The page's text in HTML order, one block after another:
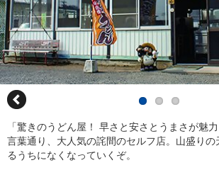
「驚きのうどん屋！ 早さと安さとうまさが魅
言葉通り、大人気の詫間のセルフ店。山盛りの
るうちになくなっていくぞ。